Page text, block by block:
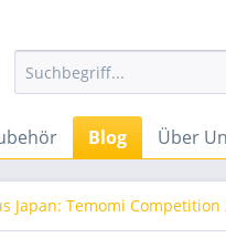
Blog Über
Japan: Temomi Competition